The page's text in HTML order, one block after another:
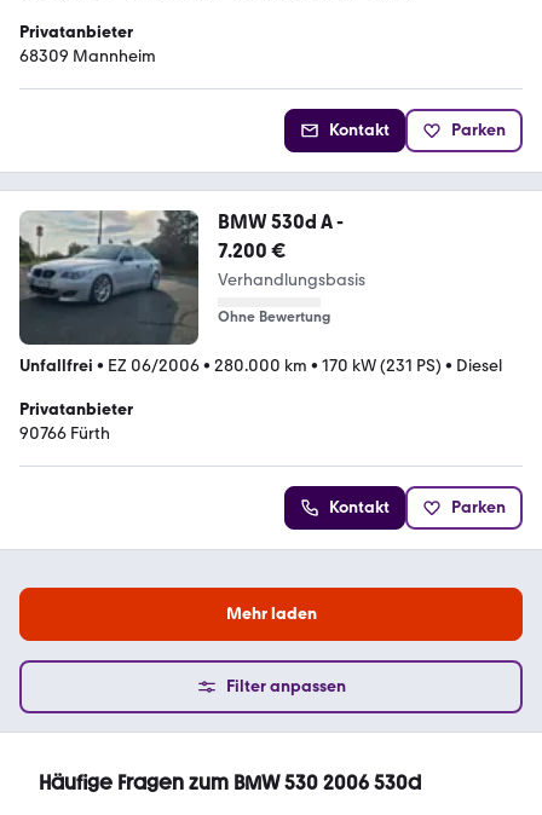
Privatanbieter
68309 Mannheim
Kontakt Parken
BMW 530d A -
7.200 €
Verhandlungsbasis
Ohne Bewertung
Unfallfrei • EZ 06/2006• 280.000 km • 170 kW (231 PS) • Diesel
Privatanbieter
90766 Fürth
Kontakt Parken
Mehr laden
Filter anpassen
Häufige Fragen zum BMW 530 2006 530d